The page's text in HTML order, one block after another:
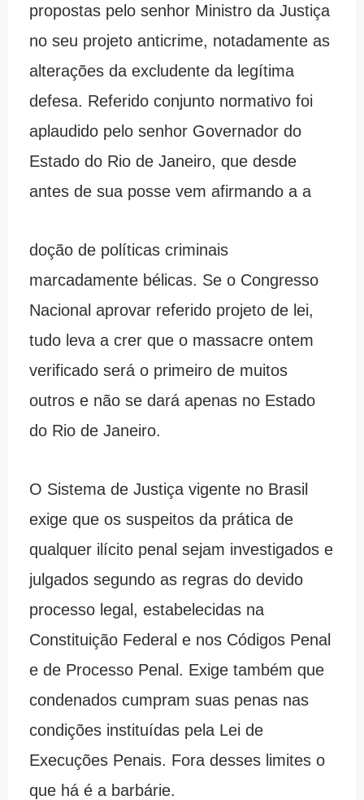
propostas pelo senhor Ministro da Justiça
no seu projeto anticrime, notadamente as
alterações da excludente da legítima
defesa. Referido conjunto normativo foi
aplaudido pelo senhor Governador do
Estado do Rio de Janeiro, que desde
antes de sua posse vem afirmando a a
doção de políticas criminais
marcadamente bélicas. Se o Congresso
Nacional aprovar referido projeto de lei,
tudo leva a crer que o massacre ontem
verificado será o primeiro de muitos
outros e não se dará apenas no Estado
do Rio de Janeiro.
O Sistema de Justiça vigente no Brasil
exige que os suspeitos da prática de
qualquer ilícito penal sejam investigados e
julgados segundo as regras do devido
processo legal, estabelecidas na
Constituição Federal e nos Códigos Penal
e de Processo Penal. Exige também que
condenados cumpram suas penas nas
condições instituídas pela Lei de
Execuções Penais. Fora desses limites o
que há é a barbárie.